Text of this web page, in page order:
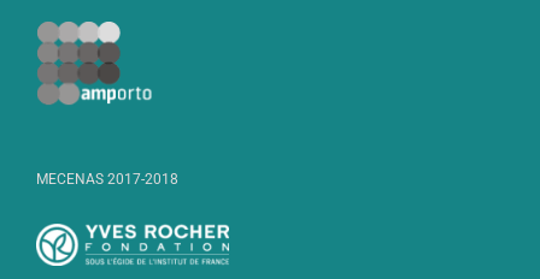
MECENAS 2017-2018